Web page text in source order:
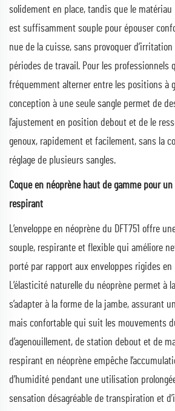
solidement en place, tandis que le matériau
est suffisamment souple pour épouser
nue de la cuisse, sans provoquer
périodes de travail. Pour les professionnels
fréquemment alterner entre les positions à
conception à une seule sangle permet de
l’ajustement en position debout et de le
genoux, rapidement et facilement, sans la
réglage de plusieurs sangles.
Coque en néoprène haut de gamme pour
respirant
L’enveloppe en néoprène du DFT751 offre
souple, respirante et flexible qui améliore
porté par rapport aux enveloppes rigides
L’élasticité naturelle du néoprène permet à
s’adapter à la forme de la jambe, assurant
mais confortable qui suit les mouvements
d’agenouillement, de station debout et de
respirant en néoprène empêche
d’humidité pendant une utilisation
sensation désagréable de transpiration et